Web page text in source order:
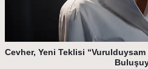
Cevher, Yeni Teklisi